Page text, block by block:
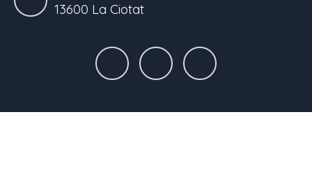
13600 La Ciotat